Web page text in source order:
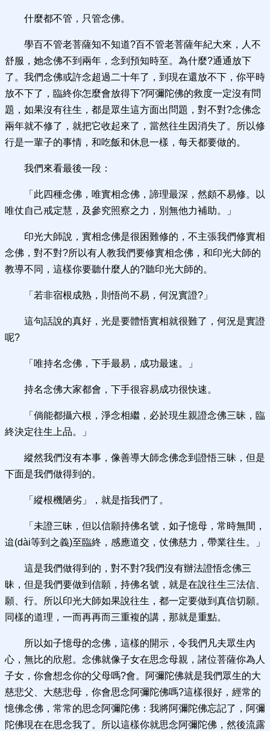
什麼都不管，只管念佛。
學百不管老菩薩知不知道?百不管老菩薩年紀大來，人不
舒服，她念佛不到兩年，念到預知時至。為什麼?通通放下
了。我們念佛或許念超過二十年了，到現在還放不下，你平時
放不下了，臨終你怎麼會放得下?阿彌陀佛的救度一定沒有問
題，如果沒有往生，都是眾生這方面出問題，對不對?念佛念
兩年就不修了，就把它收起來了，當然往生因消失了。所以修
行是一輩子的事情，和吃飯和休息一樣，每天都要做的。
我們來看最後一段：
「此四種念佛，唯實相念佛，諦理最深，然頗不易修。以
唯仗自己戒定慧，及參究照察之力，別無他力補助。」
印光大師說，實相念佛是很困難修的，不主張我們修實相
念佛，對不對?所以有人教我們要修實相念佛，和印光大師的
教導不同，這樣你要聽什麼人的?聽印光大師的。
「若非宿根成熟，則悟尚不易，何況實證?」
這句話說的真好，光是要體悟實相就很難了，何況是實證
呢?
「唯持名念佛，下手最易，成功最速。」
持名念佛大家都會，下手很容易成功很快速。
「倘能都攝六根，淨念相繼，必於現生親證念佛三昧，臨
終決定往生上品。」
縱然我們沒有本事，像善導大師念佛念到證悟三昧，但是
下面是我們做得到的。
「縱根機陋劣」，就是指我們了。
「未證三昧，但以信願持佛名號，如子憶母，常時無間，
迨(dài等到之義)至臨終，感應道交，仗佛慈力，帶業往生。」
這是我們做得到的，對不對?我們沒有辦法證悟念佛三
昧，但是我們要做到信願，持佛名號，就是在說往生三法信、
願、行。所以印光大師如果說往生，都一定要做到真信切願。
同樣的道理，一而再再而三重複的講，那就是重點。
所以如子憶母的念佛，這樣的開示，令我們凡夫眾生內
心，無比的欣慰。念佛就像子女在思念母親，諸位菩薩你為人
子女，你會想念你的父母嗎?會。阿彌陀佛就是我們眾生的大
慈悲父、大慈悲母，你會思念阿彌陀佛嗎?這樣很好，經常的
憶佛念佛，常常的思念阿彌陀佛：我將阿彌陀佛忘記了，阿彌
陀佛現在在思念我了。所以這樣你就思念阿彌陀佛，然後流露